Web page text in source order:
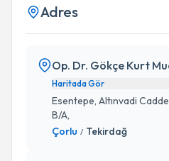
Adres
Op. Dr. Gökçe Kurt
Haritada Gör
Esentepe, Altınvadi
B/A,
Çorlu / Tekirdağ